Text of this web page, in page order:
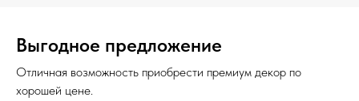
Выгодное предложение
Отличная возможность приобрести премиум декор по
хорошей цене.